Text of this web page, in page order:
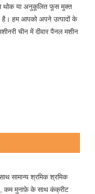
से थोक या अनुकूलित फूस मुक्त
है। हम आपको अपने उत्पादों के
चीन में दीवार पैनल मशीन
सामान्य श्रमिक श्रमिक
कम मुनाफ़े के साथ कंक्रीट